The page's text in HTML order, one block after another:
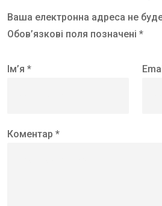
Ваша електронна адреса не
Обов’язкові поля позначені *
Ім’я *
Коментар *